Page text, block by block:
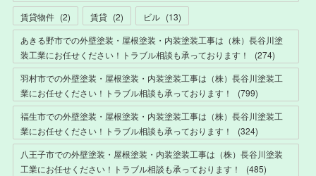
賃貸物件 (2) 賃貸 (2) ビル (13)
あきる野市での外壁塗装・屋根塗装・内装塗装工事は（株）長谷川塗
装工業にお任せください！トラブル相談も承っております！
(274)
羽村市での外壁塗装・屋根塗装・内装塗装工事は（株）長谷川塗装工
業にお任せください！トラブル相談も承っております！
(799)
福生市での外壁塗装・屋根塗装・内装塗装工事は（株）長谷川塗装工
業にお任せください！トラブル相談も承っております！
(324)
八王子市での外壁塗装・屋根塗装・内装塗装工事は（株）長谷川塗装
工業にお任せください！トラブル相談も承っております！
(485)